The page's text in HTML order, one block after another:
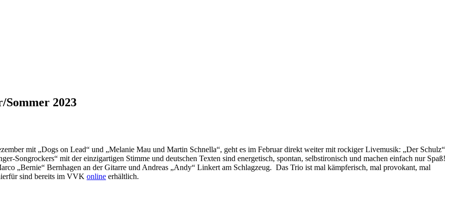
2023
mit „Dogs on Lead“ und „Melanie Mau und Martin Schnella“, geht es im Februar direkt weiter mit rockiger Livemusik: „Der Schulz“
Songrockers“ mit der einzigartigen Stimme und deutschen Texten sind energetisch, spontan, selbstironisch und machen einfach nur Spaß!
„Bernie“ Bernhagen an der Gitarre und Andreas „Andy“ Linkert am Schlagzeug. Das Trio ist mal kämpferisch, mal provokant, mal
sind bereits im VVK online erhältlich.